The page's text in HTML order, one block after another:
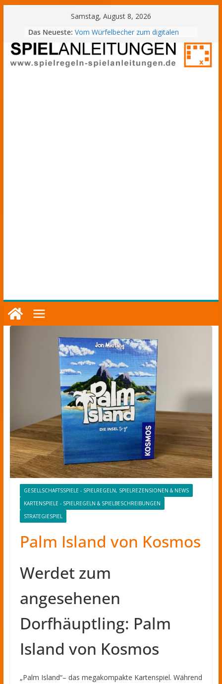
Samstag, August 8, 2026
Das Neueste: Tipps für die Entwicklung effektiver
Lerngewohnheiten
Vom Würfelbecher zum digitalen
Zufall
GESELLSCHAFTSSPIELE - SPIELREGELN, SPIELREZENSIONEN & NEWS
KARTENSPIELE - SPIELREGELN & SPIELBESCHREIBUNGEN
STRATEGIESPIEL
Palm Island von Kosmos
Werdet zum
angesehenen
Dorfhäuptling: Palm
Island von Kosmos
„Palm Island“– das megakompakte Kartenspiel. Während